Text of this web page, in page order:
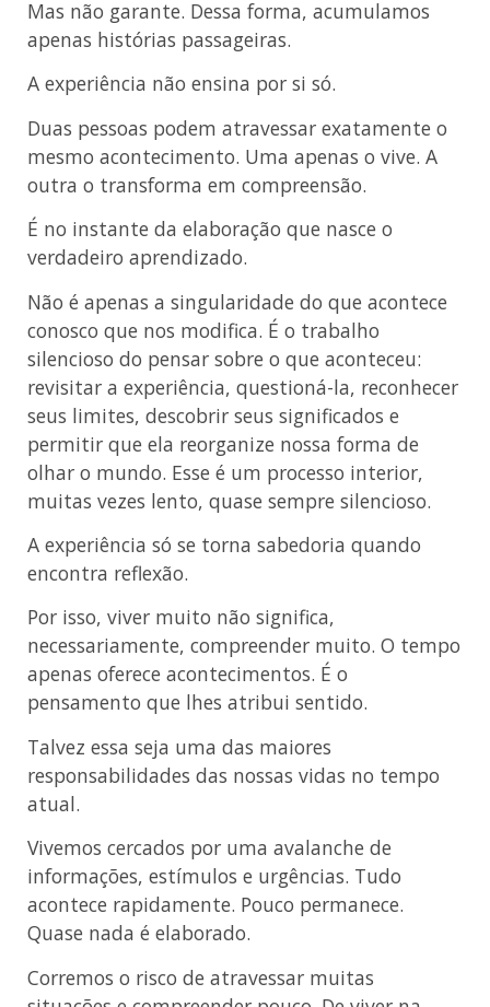
Mas não garante. Dessa forma, acumulamos
apenas histórias passageiras.
A experiência não ensina por si só.
Duas pessoas podem atravessar exatamente o
mesmo acontecimento. Uma apenas o vive. A
outra o transforma em compreensão.
É no instante da elaboração que nasce o
verdadeiro aprendizado.
Não é apenas a singularidade do que acontece
conosco que nos modifica. É o trabalho
silencioso do pensar sobre o que aconteceu:
revisitar a experiência, questioná-la, reconhecer
seus limites, descobrir seus significados e
permitir que ela reorganize nossa forma de
olhar o mundo. Esse é um processo interior,
muitas vezes lento, quase sempre silencioso.
A experiência só se torna sabedoria quando
encontra reflexão.
Por isso, viver muito não significa,
necessariamente, compreender muito. O tempo
apenas oferece acontecimentos. É o
pensamento que lhes atribui sentido.
Talvez essa seja uma das maiores
responsabilidades das nossas vidas no tempo
atual.
Vivemos cercados por uma avalanche de
informações, estímulos e urgências. Tudo
acontece rapidamente. Pouco permanece.
Quase nada é elaborado.
Corremos o risco de atravessar muitas